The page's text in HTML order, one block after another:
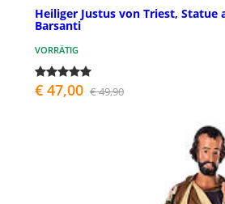
Heiliger Justus von Triest, Statue
Barsanti
VORRÄTIG
€ 47,00 € 49,90